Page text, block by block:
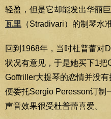
轻盈，但是它却能发出华丽
瓦里 （Stradivari）的制琴水
回到1968年，当时杜普蕾对
状况有意见，于是她买下1把
Goffriller大提琴的恋情并没
便委托Sergio Peresson订制
声音效果很受杜普蕾喜爱。